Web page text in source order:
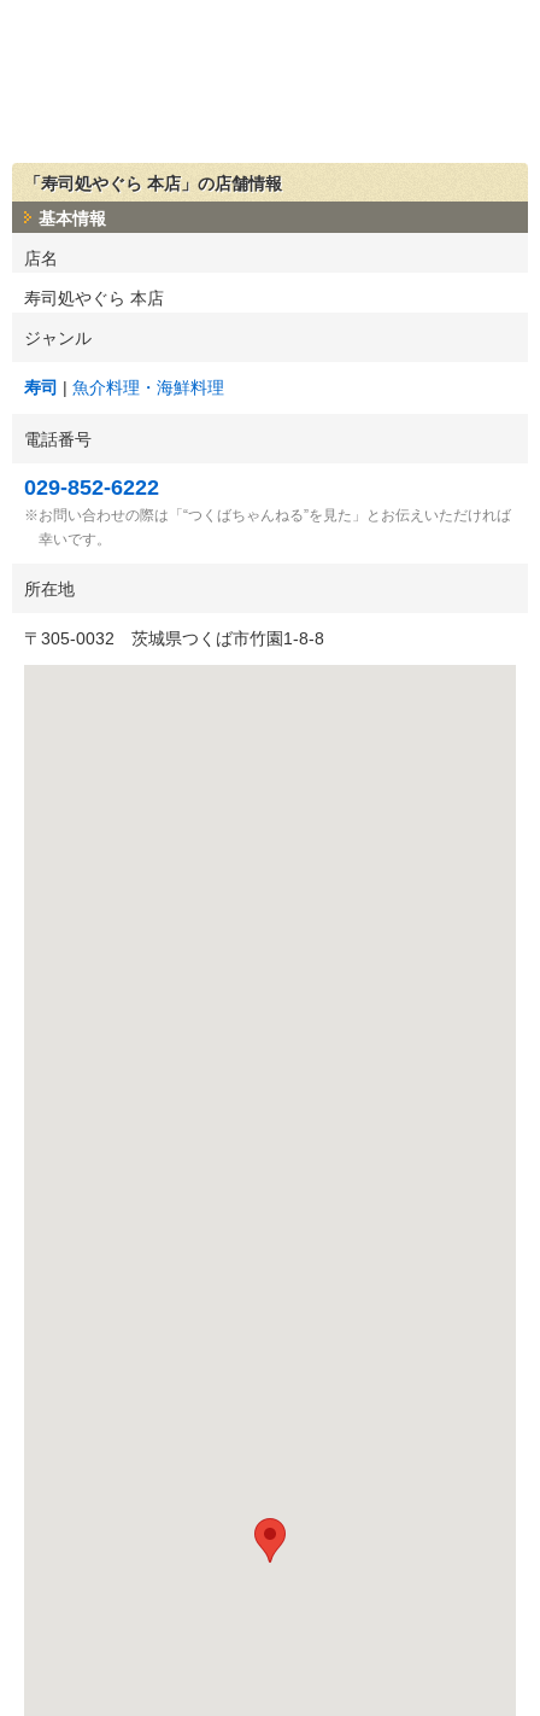
「寿司処やぐら 本店」の店舗情報
基本情報
店名
寿司処やぐら 本店
ジャンル
寿司 魚介料理・海鮮料理
電話番号
029-852-6222
お問い合わせの際は「“つくばちゃんねる”を見た」とお伝えいただければ
幸いです。
所在地
〒 305-0032 茨城県つくば市竹園1-8-8